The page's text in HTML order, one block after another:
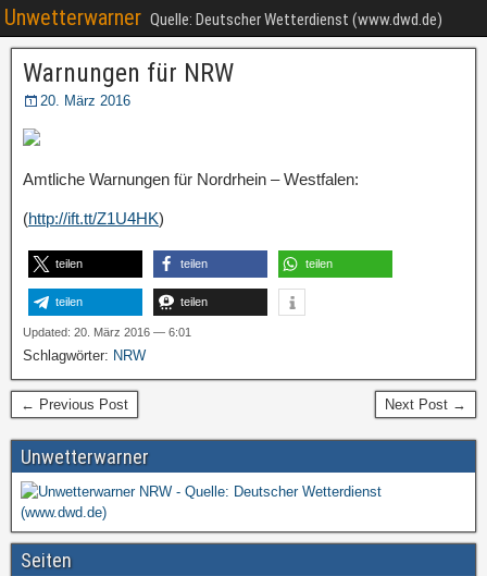
Unwetterwarner Quelle: Deutscher Wetterdienst (www.dwd.de)
Warnungen für NRW
20. März 2016
Amtliche Warnungen für Nordrhein – Westfalen:
(http://ift.tt/Z1U4HK)
teilen teilen teilen
teilen teilen
Updated: 20. März 2016 — 6:01
Schlagwörter: NRW
← Previous Post Next Post →
Unwetterwarner
Seiten